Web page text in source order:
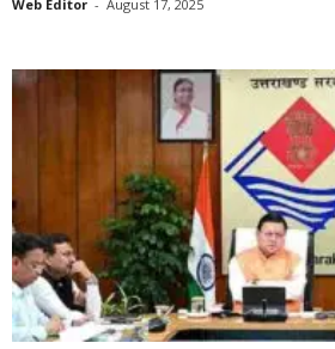
Web Editor - August 17, 2025